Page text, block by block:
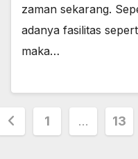
zaman sekarang.
adanya fasilitas
maka…
1 … 13